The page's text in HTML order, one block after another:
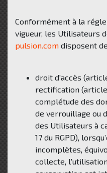
Conformément à la
vigueur, les Utilisateurs
pulsion.com disposent
droit d'accès
rectification (article
complétude des
de verrouillage ou
des Utilisateurs à
17 du RGPD),
incomplètes,
collecte,